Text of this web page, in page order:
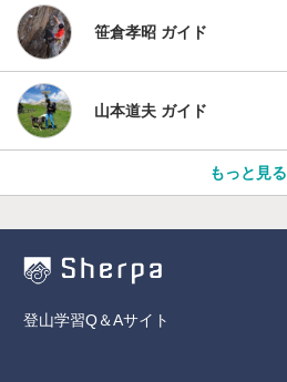
笹倉孝昭 ガイド
山本道夫 ガイド
もっと見る
登山学習Q＆Aサイト